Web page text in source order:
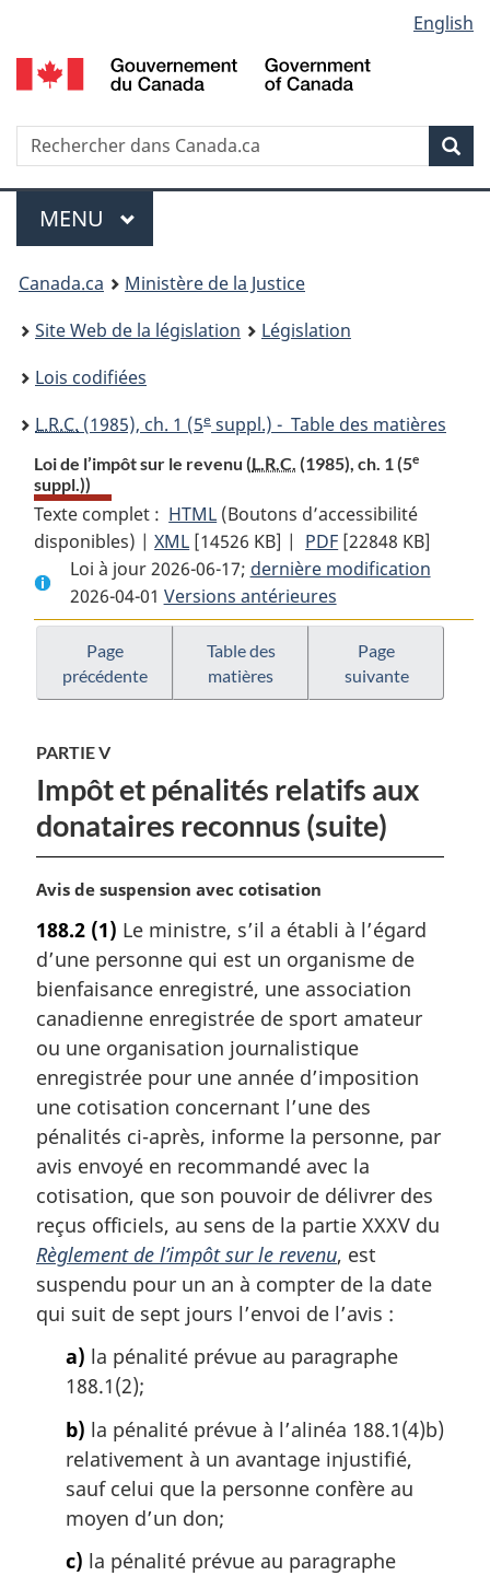
au
contenu
propos
de
la
HTML
simplifiée
selection
English
Recherche
Menu
MENU PRINCIPAL
You
are
here:
Canada.ca
Ministère de la Justice
Site Web de la législation
Législation
Lois codifiées
L.R.C. (1985), ch. 1 (5e suppl.) - Table des matières
Loi de l’impôt sur le revenu (L.R.C. (1985), ch. 1 (5e
suppl.))
Texte complet : HTML Texte
complet
:
Loi
de
l’impôt
sur
le
(Boutons d’accessibilité
disponibles) |XML Texte
complet
:
Loi
de
l’impôt
sur
[14526 KB] | PDF Texte
complet
Loi
de
l’impôt
sur
[22848 KB]
Loi à jour 2026-06-17; dernière modification
2026-04-01 Versions antérieures
Page
précédente
Table des
matières
Page
suivante
PARTIE V
Impôt et pénalités relatifs aux
donataires reconnus (suite)
N
t
e
m
a
g
i
n
a
l
e
:
Avis de suspension avec cotisation
188.2 (1) Le ministre, s’il a établi à l’égard
d’une personne qui est un organisme de
bienfaisance enregistré, une association
canadienne enregistrée de sport amateur
ou une organisation journalistique
enregistrée pour une année d’imposition
une cotisation concernant l’une des
pénalités ci-après, informe la personne, par
avis envoyé en recommandé avec la
cotisation, que son pouvoir de délivrer des
reçus officiels, au sens de la partie XXXV du
Règlement de l’impôt sur le revenu, est
suspendu pour un an à compter de la date
qui suit de sept jours l’envoi de l’avis :
a) la pénalité prévue au paragraphe
188.1(2);
b) la pénalité prévue à l’alinéa 188.1(4)b)
relativement à un avantage injustifié,
sauf celui que la personne confère au
moyen d’un don;
c) la pénalité prévue au paragraphe